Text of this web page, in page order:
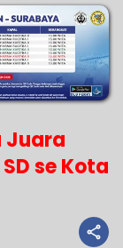
Juara
se Kota